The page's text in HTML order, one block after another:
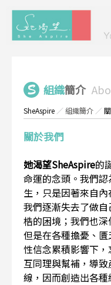
組織簡介
SheAspire ／組織簡介 ／
關於我們
她渴望SheAspire的
命運的念頭。我們
生，只是因著來自
我們逐漸失去了做
梏的困境；我們也深
但是在各種擔憂、
性信念累積影響下
互同理與幫補，導
線，因而創造出各